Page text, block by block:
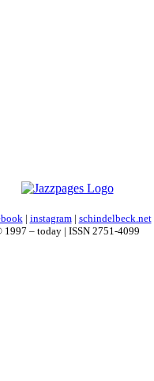
| instagram| schindelbeck.net
1997 – today | ISSN 2751-4099